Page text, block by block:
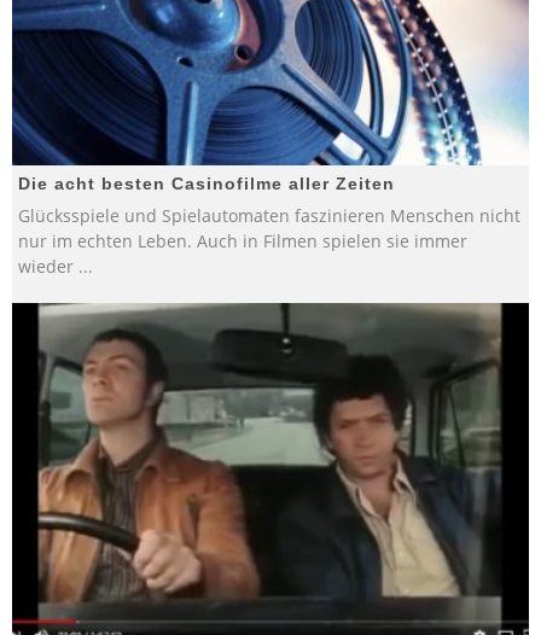
Die acht besten Casinofilme aller Zeiten
Glücksspiele und Spielautomaten faszinieren Menschen nicht
nur im echten Leben. Auch in Filmen spielen sie immer
wieder ...